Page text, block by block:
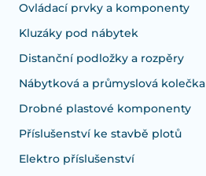
Ovládací prvky a komponenty
Kluzáky pod nábytek
Distanční podložky a rozpěry
Nábytková a průmyslová kolečka
Drobné plastové komponenty
Příslušenství ke stavbě plotů
Elektro příslušenství